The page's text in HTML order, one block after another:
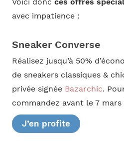
Voici donc ces offres
avec impatience :
Sneaker Converse
Réalisez jusqu’à 50%
de sneakers classiques &
privée signée Bazarchic.
commandez avant le 7
J’en profite